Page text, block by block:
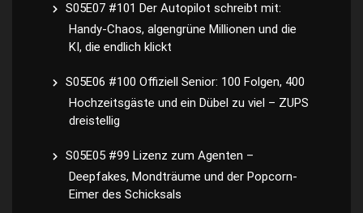
S05E07 #101 Der Autopilot schreibt mit:
Handy-Chaos, algengrüne Millionen und die
KI, die endlich klickt
S05E06 #100 Offiziell Senior: 100 Folgen, 400
Hochzeitsgäste und ein Dübel zu viel – ZUPS
dreistellig
S05E05 #99 Lizenz zum Agenten –
Deepfakes, Mondträume und der Popcorn-
Eimer des Schicksals